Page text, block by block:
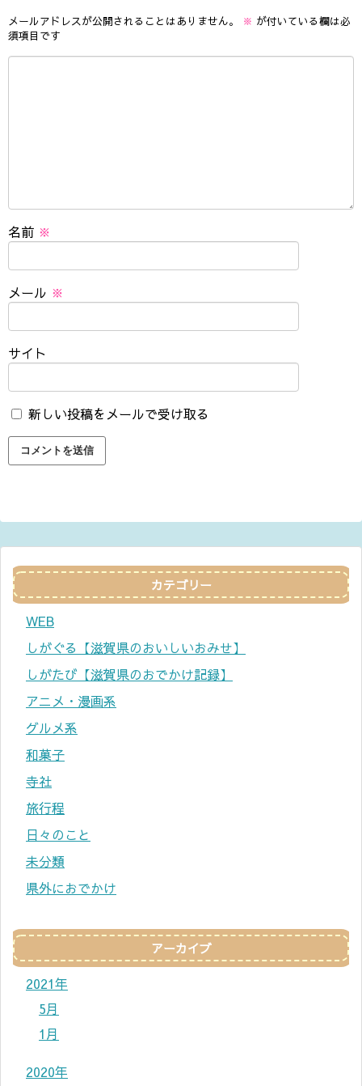
メールアドレスが公開されることはありません。 ※ が付いている欄は必
須項目です
名前 ※
メール ※
サイト
新しい投稿をメールで受け取る
カテゴリー
WEB
しがぐる【滋賀県のおいしいおみせ】
しがたび【滋賀県のおでかけ記録】
アニメ・漫画系
グルメ系
和菓子
寺社
旅行程
日々のこと
未分類
県外におでかけ
アーカイブ
2021年
5月
1月
2020年